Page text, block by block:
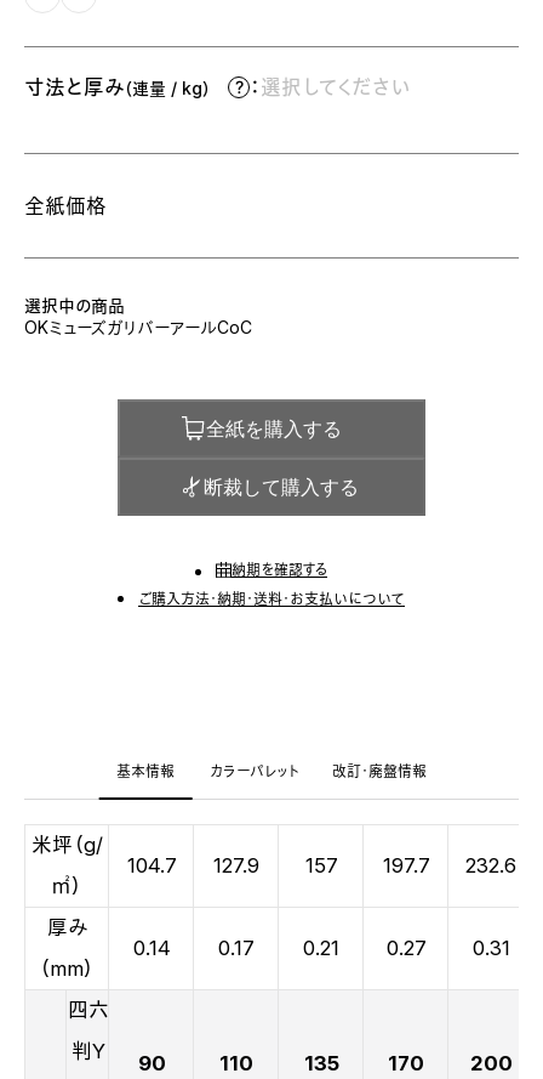
寸法と厚み（連量 / kg） ： 選択してください
全紙価格
選択中の商品
OKミューズガリバーアールCoC
全紙を購入する
断裁して購入する
納期を確認する
ご購入方法・納期・送料・お支払いについて
基本情報 カラーパレット 改訂・廃盤情報
米坪（g/
㎡）
104.7 127.9 157 197.7 232.6
厚み
（mm）
0.14 0.17 0.21 0.27 0.31
四六
判Y
90 110 135 170 200